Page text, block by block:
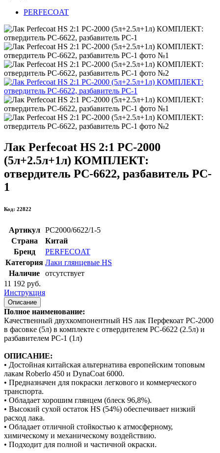
PERFECOAT
Лак Perfecoat HS 2:1 PC-2000
(5л+2.5л+1л) КОМПЛЕКТ:
отвердитель PC-6622, разбавитель PC-
1
Код: 22822
Артикул
PC2000/6622/1-5
Страна
Китай
Бренд
PERFECOAT
Категория Лаки глянцевые HS
Наличие
отсутствует
11 192 руб.
Инструкция
Описание
Полное наименование:
Качественный двухкомпонентный HS лак Перфекоат PC-2000
в фасовке (5л) в комплекте с отвердителем PC-6622 (2.5л) и
разбавителем PC-1 (1л)
ОПИСАНИЕ:
• Достойная китайская альтернатива европейским топовым
лакам Roberlo 450 и DynaCoat 6000.
• Предназначен для покраски легкового и коммерческого
транспорта.
• Обладает хорошим глянцем (блеск 96,8%).
• Высокий сухой остаток HS (54%) обеспечивает низкий
расход лака.
• Обладает отличной стойкостью к атмосферному,
химическому и механическому воздействию.
• Подходит для полной и частичной окраски.